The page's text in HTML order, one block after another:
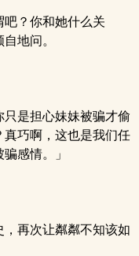
？你和她什么关
地问。
是担心妹妹被骗才偷
巧啊，这也是我们任
感情。」
再次让粼粼不知该如